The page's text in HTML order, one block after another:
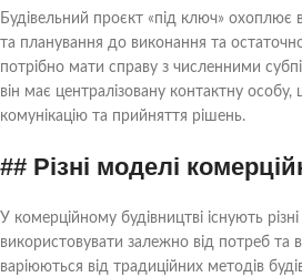
## Перспективи майбутніх
комерційного будівництва
Висновок
Будівельний проєкт «під ключ» охоплює
та планування до виконання та
потрібно мати справу з численними
він має централізовану контактну
комунікацію та прийняття рішень.
## Різні моделі
У комерційному будівництві існують
використовувати залежно від потреб та
варіюються від традиційних методів